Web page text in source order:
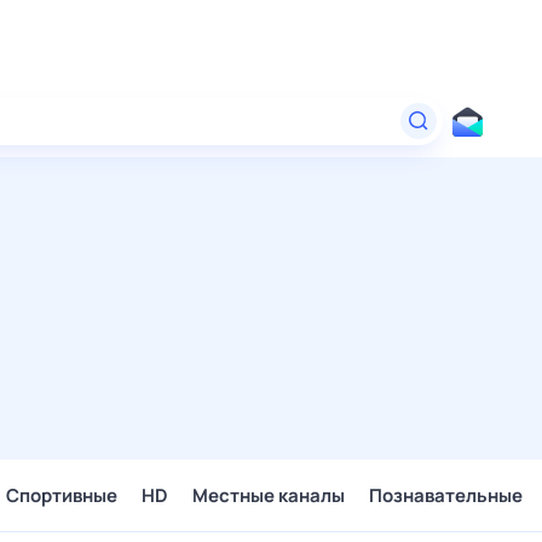
Спортивные HD Местные каналы Познавательные